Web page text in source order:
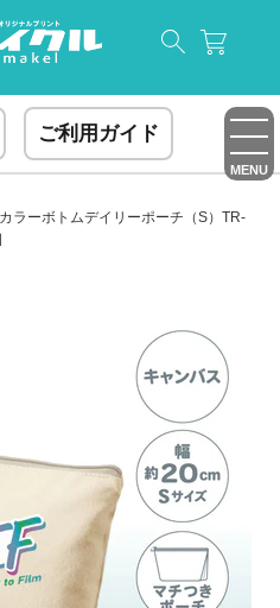
ご利用ガイド
MENU
ラーボトムデイリーポーチ（S）TR-